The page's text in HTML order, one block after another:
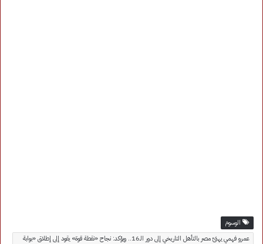
الوسوم
عمرو فهمي يهنئ مصر بالتأهل التاريخي إلى دور الـ16.. ويؤكد: نجاح «نقطة قوة» يقود إلى إطلاق «بوابة